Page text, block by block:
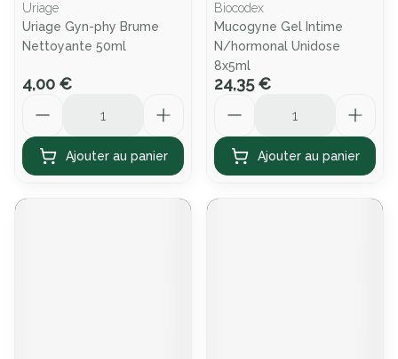
Uriage
Uriage Gyn-phy Brume
Nettoyante 50ml
4,00 €
Ajouter au panier
Biocodex
Mucogyne Gel Intime
N/hormonal Unidose
8x5ml
24,35 €
Ajouter au panier